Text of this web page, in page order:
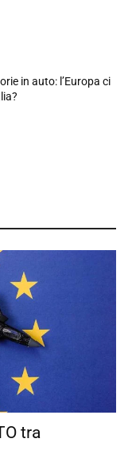
in auto: l’Europa ci
tra